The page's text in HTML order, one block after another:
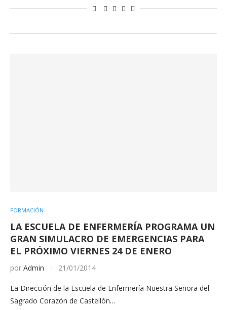
FORMACIÓN
LA ESCUELA DE ENFERMERÍA PROGRAMA UN
GRAN SIMULACRO DE EMERGENCIAS PARA
EL PRÓXIMO VIERNES 24 DE ENERO
por Admin 21/01/2014
La Dirección de la Escuela de Enfermería Nuestra Señora del
Sagrado Corazón de Castellón…